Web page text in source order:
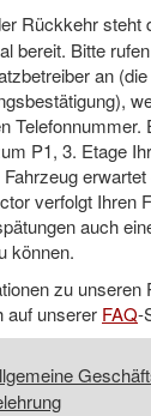
Rückkehr steht
bereit. Bitte
an
Telefonnummer.
P1, 3. Etage
verfolgt Ihren
auch
können.
zu unseren
auf unserer FAQ-